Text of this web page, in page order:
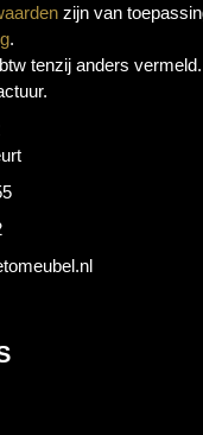
zijn van
.
tenzij anders